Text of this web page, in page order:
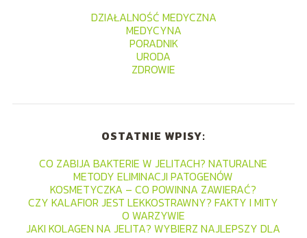
DZIAŁALNOŚĆ MEDYCZNA
MEDYCYNA
PORADNIK
URODA
ZDROWIE
OSTATNIE WPISY:
CO ZABIJA BAKTERIE W JELITACH? NATURALNE
METODY ELIMINACJI PATOGENÓW
KOSMETYCZKA – CO POWINNA ZAWIERAĆ?
CZY KALAFIOR JEST LEKKOSTRAWNY? FAKTY I MITY
O WARZYWIE
JAKI KOLAGEN NA JELITA? WYBIERZ NAJLEPSZY DLA